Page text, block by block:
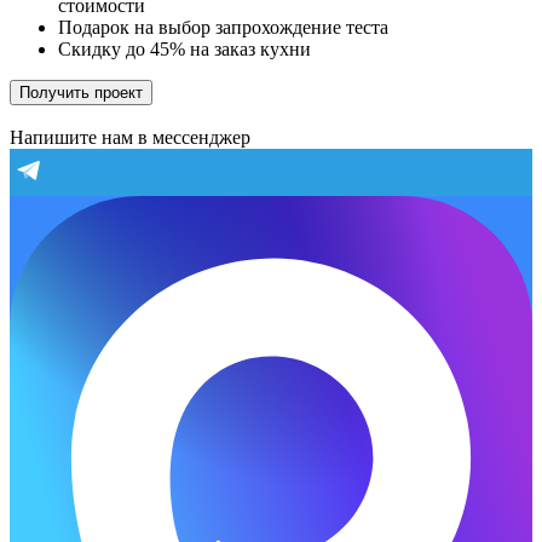
стоимости
Подарок на выбор запрохождение теста
Скидку до 45% на заказ кухни
Получить проект
Напишите нам в мессенджер